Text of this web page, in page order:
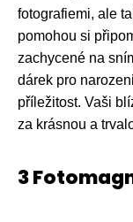
fotografiemi, ale
pomohou si
zachycené na
dárek pro
příležitost. Vaši
za krásnou a
3